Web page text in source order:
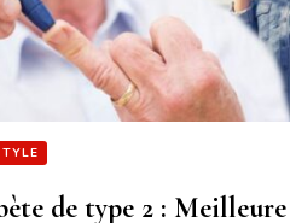
de type 2 : Meilleure